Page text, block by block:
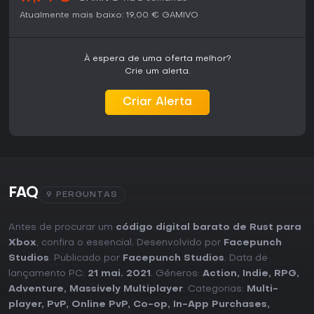
continuam acompanhando o conteúdo em evolução.
Atualmente mais baixo: 19,00 € GAMIVO
À espera de uma oferta melhor?
Crie um alerta.
Criar Alerta
FAQ 9 PERGUNTAS
Antes de procurar um código digital barato de Rust para
Xbox, confira o essencial. Desenvolvido por Facepunch
Studios. Publicado por Facepunch Studios. Data de
lançamento PC: 21 mai. 2021 . Géneros: Action, Indie, RPG,
Adventure, Massively Multiplayer. Categorias:
Multi-
player, PvP, Online PvP, Co-op, In-App Purchases,